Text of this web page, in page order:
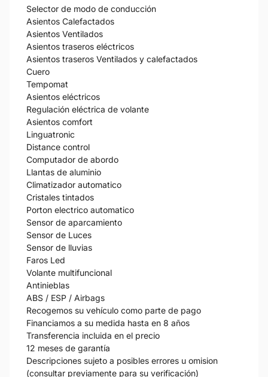
Selector de modo de conducción
Asientos Calefactados
Asientos Ventilados
Asientos traseros eléctricos
Asientos traseros Ventilados y calefactados
Cuero
Tempomat
Asientos eléctricos
Regulación eléctrica de volante
Asientos comfort
Linguatronic
Distance control
Computador de abordo
Llantas de aluminio
Climatizador automatico
Cristales tintados
Porton electrico automatico
Sensor de aparcamiento
Sensor de Luces
Sensor de lluvias
Faros Led
Volante multifuncional
Antinieblas
ABS / ESP / Airbags
Recogemos su vehículo como parte de pago
Financiamos a su medida hasta en 8 años
Transferencia incluida en el precio
12 meses de garantía
Descripciones sujeto a posibles errores u omision
(consultar previamente para su verificación)